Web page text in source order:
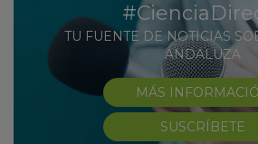
TU FUENTE DE NOTICIAS
ANDALUZA
MÁS
SUSCRÍBETE